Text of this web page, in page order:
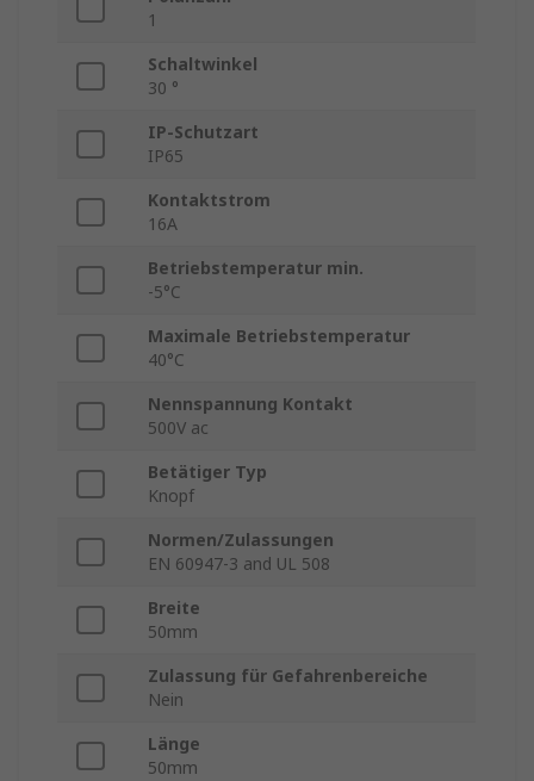
1
Schaltwinkel
30 °
IP-Schutzart
IP65
Kontaktstrom
16A
Betriebstemperatur min.
-5°C
Maximale Betriebstemperatur
40°C
Nennspannung Kontakt
500V ac
Betätiger Typ
Knopf
Normen/Zulassungen
EN 60947-3 and UL 508
Breite
50mm
Zulassung für Gefahrenbereiche
Nein
Länge
50mm